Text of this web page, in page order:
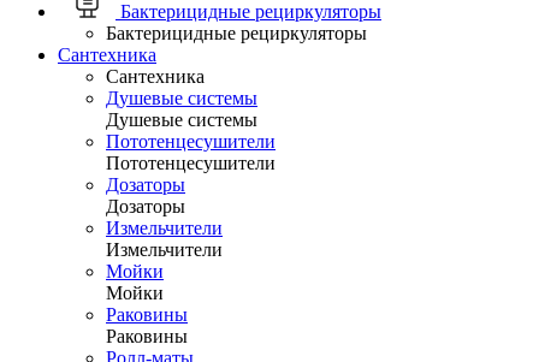
Бактерицидные рециркуляторы
Бактерицидные рециркуляторы
Сантехника
Сантехника
Душевые системы
Душевые системы
Пототенцесушители
Пототенцесушители
Дозаторы
Дозаторы
Измельчители
Измельчители
Мойки
Мойки
Раковины
Раковины
Ролл-маты